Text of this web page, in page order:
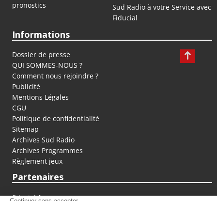
pronostics
Sud Radio à votre Service avec
Fiducial
Informations
Dossier de presse
QUI SOMMES-NOUS ?
Comment nous rejoindre ?
Publicité
Mentions Légales
CGU
Politique de confidentialité
Sitemap
Archives Sud Radio
Archives Programmes
Règlement jeux
Partenaires
fiducial.fr